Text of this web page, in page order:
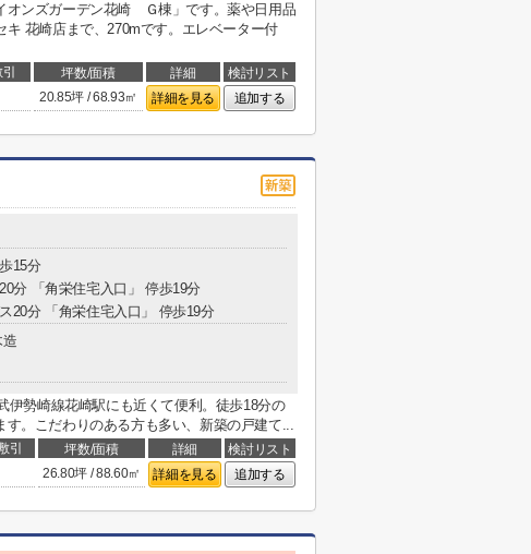
オンズガーデン花崎 Ｇ棟」です。薬や日用品
花崎店まで、270mです。エレベーター付
坪数/面積 詳細
検討リスト
20.85坪 / 68.93㎡ 詳細を見る 追加する
15分
分 「角栄住宅入口」 停歩19分
20分 「角栄住宅入口」 停歩19分
造
伊勢崎線花崎駅にも近くて便利。徒歩18分の
。こだわりのある方も多い、新築の戸建て...
引 坪数/面積 詳細
検討リスト
26.80坪 / 88.60㎡ 詳細を見る 追加する